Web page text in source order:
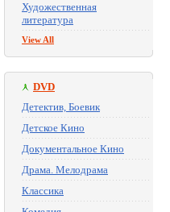
Художественная
литература
View All
DVD
Детектив, Боевик
Детское Кино
Документальное Кино
Драма. Мелодрама
Классика